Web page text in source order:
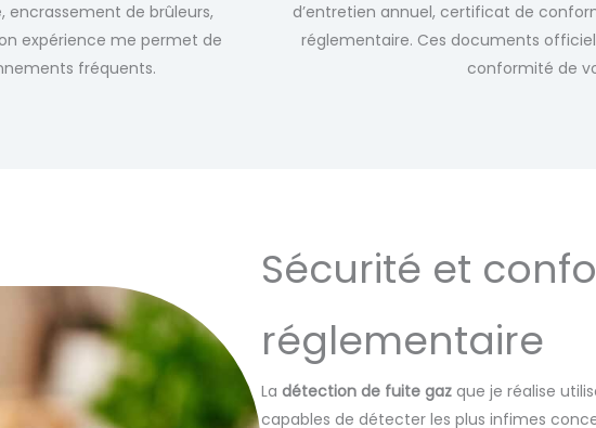
encrassement de brûleurs,
expérience me permet de
fréquents.
d’entretien annuel, certificat de
réglementaire. Ces documents
conformité de
Sécurité et
réglementaire
La détection de fuite gaz que je réalise
capables de détecter les plus infimes